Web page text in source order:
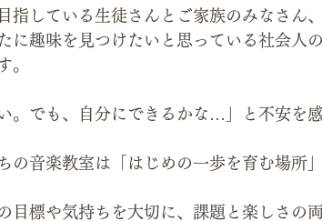
指している生徒さんとご家族のみなさん、
に趣味を見つけたいと思っている社会人
。
。でも、自分にできるかな…」と不安を
の音楽教室は「はじめの一歩を育む場所
目標や気持ちを大切に、課題と楽しさの両